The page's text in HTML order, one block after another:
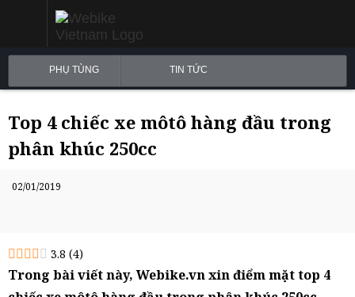
PHỤ TÙNG TIN TỨC
Top 4 chiếc xe môtô hàng đầu trong
phân khúc 250cc
02/01/2019
3.8 (4)
Trong bài viết này, Webike.vn xin điểm mặt top 4